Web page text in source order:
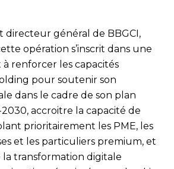
directeur général de BBGCI,
opération s’inscrit dans une
renforcer les capacités
pour soutenir son
dans le cadre de son plan
accroitre la capacité de
prioritairement les PME, les
et les particuliers premium, et
transformation digitale